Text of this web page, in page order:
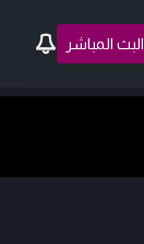
البث المباشر